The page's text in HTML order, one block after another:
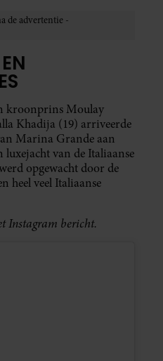
kroonprins Moulay
Khadija (19) arriveerde
Marina Grande aan
luxejacht van de Italiaanse
opgewacht door de
heel veel Italiaanse
Instagram bericht.